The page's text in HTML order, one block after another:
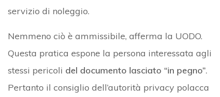
servizio di noleggio.
Nemmeno ciò è ammissibile, afferma la UODO.
Questa pratica espone la persona interessata agli
stessi pericoli del documento lasciato “in pegno”.
Pertanto il consiglio dell’autorità privacy polacca